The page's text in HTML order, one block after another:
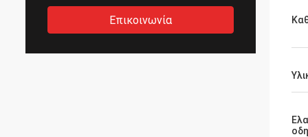
Επικοινωνία